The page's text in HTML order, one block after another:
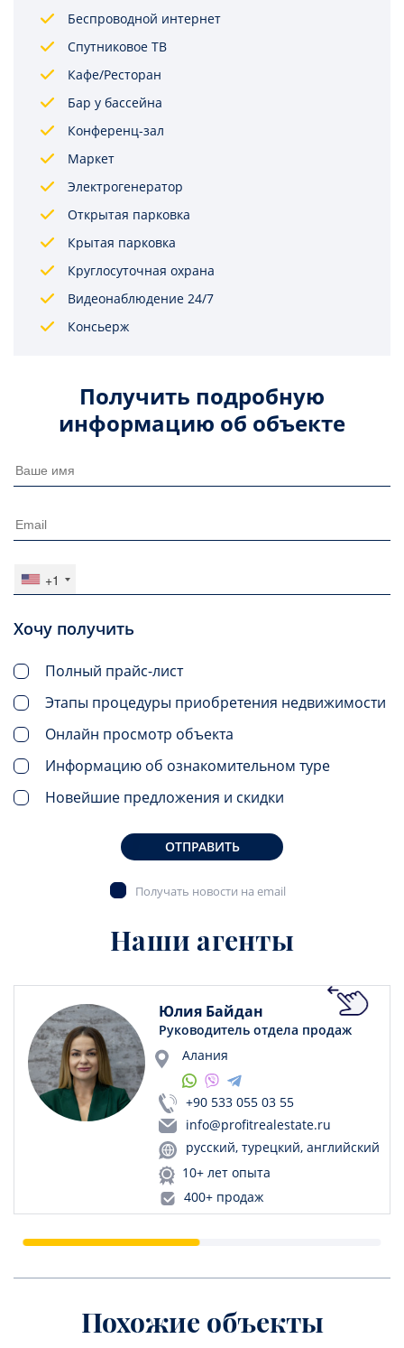
Беспроводной интернет
Спутниковое ТВ
Кафе/Ресторан
Бар у бассейна
Конференц-зал
Маркет
Электрогенератор
Открытая парковка
Крытая парковка
Круглосуточная охрана
Видеонаблюдение 24/7
Консьерж
Получить подробную
информацию об объекте
+1
Хочу получить
Полный прайс-лист
Этапы процедуры приобретения недвижимости
Онлайн просмотр объекта
Информацию об ознакомительном туре
Новейшие предложения и скидки
ОТПРАВИТЬ
Получать новости на email
Наши агенты
Юлия Байдан
Руководитель отдела продаж
Алания
+90 533 055 03 55
info@profitrealestate.ru
русский, турецкий, английский
10+ лет опыта
400+ продаж
Похожие объекты